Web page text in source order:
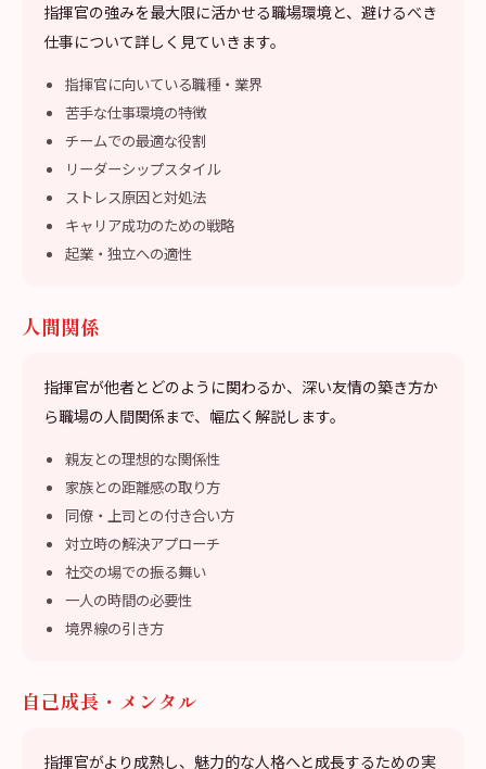
指揮官の強みを最大限に活かせる職場環境と、避けるべき
仕事について詳しく見ていきます。
指揮官に向いている職種・業界
苦手な仕事環境の特徴
チームでの最適な役割
リーダーシップスタイル
ストレス原因と対処法
キャリア成功のための戦略
起業・独立への適性
人間関係
指揮官が他者とどのように関わるか、深い友情の築き方か
ら職場の人間関係まで、幅広く解説します。
親友との理想的な関係性
家族との距離感の取り方
同僚・上司との付き合い方
対立時の解決アプローチ
社交の場での振る舞い
一人の時間の必要性
境界線の引き方
自己成長・メンタル
指揮官がより成熟し、魅力的な人格へと成長するための実